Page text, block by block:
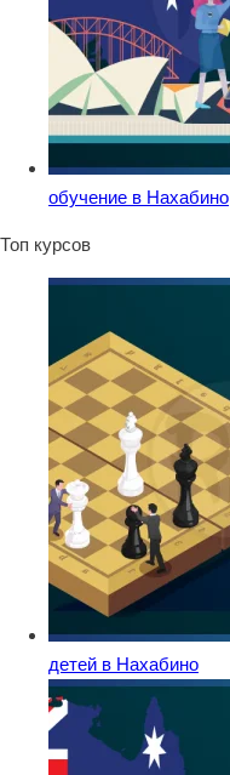
обучение в Нахабино
Топ курсов
детей в Нахабино